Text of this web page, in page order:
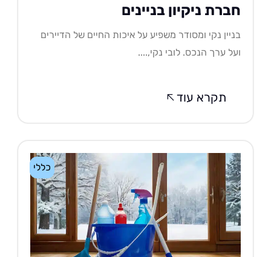
ניקיון בניינים
נקי ומסודר משפיע על איכות החיים של הדיירים
ערך הנכס. לובי נקי,....
תקרא עוד
כללי